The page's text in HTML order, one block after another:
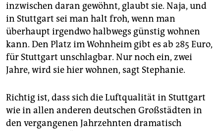
inzwischen daran gewöhnt, glaubt sie. Naja, und
in Stuttgart sei man halt froh, wenn man
überhaupt irgendwo halbwegs günstig wohnen
kann. Den Platz im Wohnheim gibt es ab 285 Euro,
für Stuttgart unschlagbar. Nur noch ein, zwei
Jahre, wird sie hier wohnen, sagt Stephanie.
Richtig ist, dass sich die Luftqualität in Stuttgart
wie in allen anderen deutschen Großstädten in
den vergangenen Jahrzehnten dramatisch